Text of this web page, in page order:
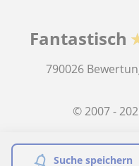
Suche speichern
Fantastisch
790026
© 2007 -
Sitemap: